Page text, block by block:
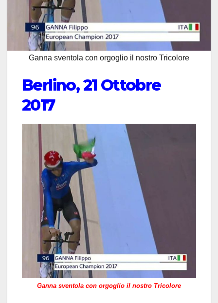
Ganna sventola con orgoglio il nostro Tricolore
Berlino, 21 Ottobre
2017
Ganna sventola con orgoglio il nostro Tricolore